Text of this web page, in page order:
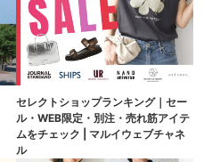
セレクトショップランキング｜セー
ル・WEB限定・別注・売れ筋アイテ
ムをチェック | マルイウェブチャネ
ル